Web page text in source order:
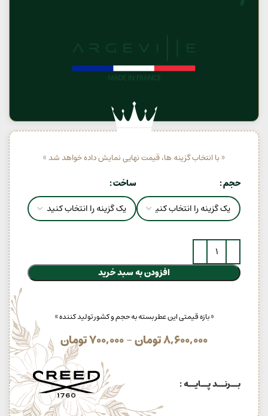
« با انتخاب گزینه ها، قیمت نهایی نمایش داده خواهد شد »
حجم ساخت
افزودن به سبد خرید
« بازه قیمتی این عطر بسته به حجم و کشور تولید کننده »
8,600,000تومان–
700,000تومان
بــرنــد پــایــه :